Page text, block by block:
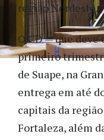
região Nordeste.
O CD — que
primeiro
de Suape, na
entrega em até
capitais da
Fortaleza, além